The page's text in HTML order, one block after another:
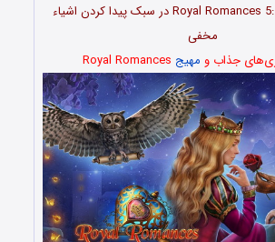
Royal Romances 5: Cursed Hearts در سبک پیدا کردن اشیاء
مخفی
جذاب و مهیج